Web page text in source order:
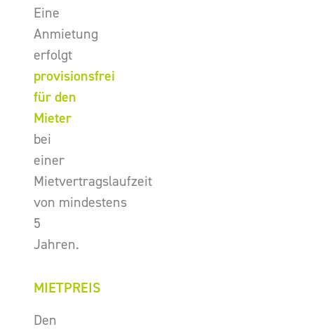
Eine
Anmietung
erfolgt
provisionsfrei
für den
Mieter
bei
einer
Mietvertragslaufzeit
von mindestens
5
Jahren.
MIETPREIS
Den